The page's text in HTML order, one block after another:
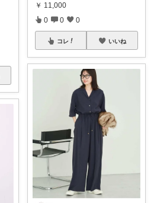
￥ 11,000
0 0 0
コレ いいね